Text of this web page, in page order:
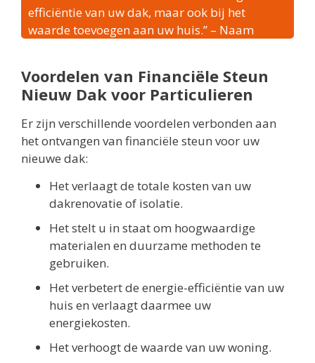
efficiëntie van uw dak, maar ook bij het
waarde toevoegen aan uw huis.” – Naam
Voordelen van Financiële Steun
Nieuw Dak voor Particulieren
Er zijn verschillende voordelen verbonden aan
het ontvangen van financiële steun voor uw
nieuwe dak:
Het verlaagt de totale kosten van uw
dakrenovatie of isolatie.
Het stelt u in staat om hoogwaardige
materialen en duurzame methoden te
gebruiken.
Het verbetert de energie-efficiëntie van uw
huis en verlaagt daarmee uw
energiekosten.
Het verhoogt de waarde van uw woning.